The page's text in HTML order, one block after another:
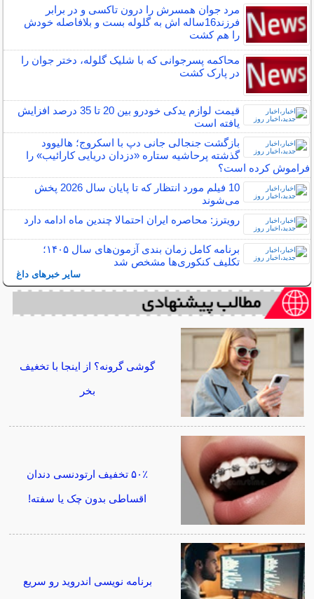
مرد جوان همسرش را درون تاکسی و در برابر
فرزند16ساله اش به گلوله بست و بلافاصله خودش
را هم کشت
محاکمه پسرجوانی که با شلیک گلوله، دختر جوان را
در پارک کشت
قیمت لوازم یدکی خودرو بین 20 تا 35 درصد افزایش
یافته است
بازگشت جنجالی جانی دپ با اسکروج؛ هالیوود
گذشته پرحاشیه ستاره «دزدان دریایی کارائیب» را
فراموش کرده است؟
10 فیلم مورد انتظار که تا پایان سال 2026 پخش
می‌شوند
رویترز: محاصره ایران احتمالا چندین ماه ادامه دارد
برنامه کامل زمان بندی آزمون‌های سال ۱۴۰۵؛
تکلیف کنکوری‌ها مشخص شد
سایر خبرهای داغ
گوشی گرونه؟ از اینجا با تخغیف
بخر
۵۰٪ تخفیف ارتودنسی دندان
اقساطی بدون چک یا سفته!
برنامه نویسی اندروید رو سریع